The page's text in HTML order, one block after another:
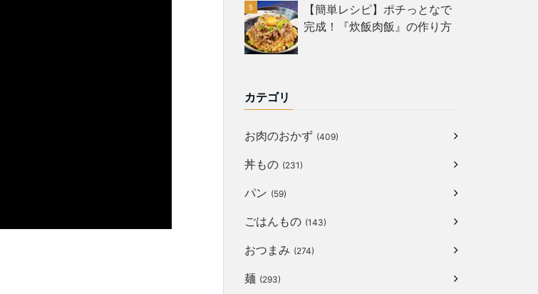
【簡単レシピ】ポチっとなで
完成！『炊飯肉飯』の作り方
カテゴリ
お肉のおかず (409)
丼もの (231)
パン (59)
ごはんもの (143)
おつまみ (274)
麺 (293)